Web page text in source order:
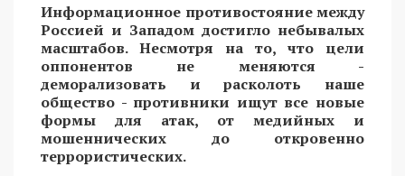
Информационное противостояние между
Россией и Западом достигло небывалых
масштабов. Несмотря на то, что цели
оппонентов не меняются -
деморализовать и расколоть наше
общество - противники ищут все новые
формы для атак, от медийных и
мошеннических до откровенно
террористических.